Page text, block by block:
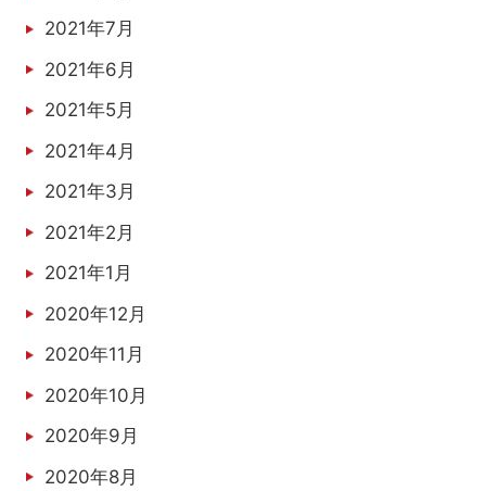
2021年7月
2021年6月
2021年5月
2021年4月
2021年3月
2021年2月
2021年1月
2020年12月
2020年11月
2020年10月
2020年9月
2020年8月